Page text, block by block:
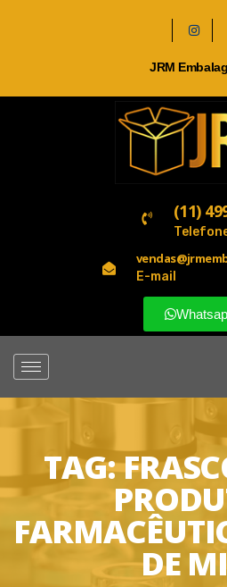
JRM
(11)
E-mail
TAG:
DE